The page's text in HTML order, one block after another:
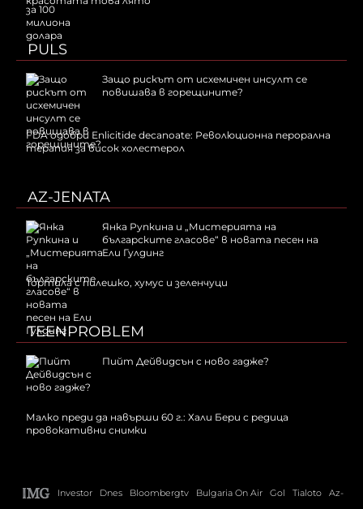
PULS
Защо рискът от исхемичен инсулт се
повишава в горещините?
FDA одобри Еnlicitide decanoate: Революционна перорална
терапия за висок холестерол
AZ-JENATA
Янка Рупкина и „Мистерията на
българските гласове“ в новата песен на
Ели Гулдинг
Тортила с пилешко, хумус и зеленчуци
TEENPROBLEM
Пийт Дейвидсън с ново гадже?
Малко преди да навърши 60 г.: Хали Бери с редица
провокативни снимки
Investor Dnes Bloombergtv Bulgaria On Air Gol Tialoto
Az-